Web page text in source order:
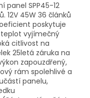
panel SPP45-12
12V 45W 36 článků
poskytuje
vyjímečný
citlivost na
25letá záruka na
zapouzdřený,
rám spolehlivé a
panelu,